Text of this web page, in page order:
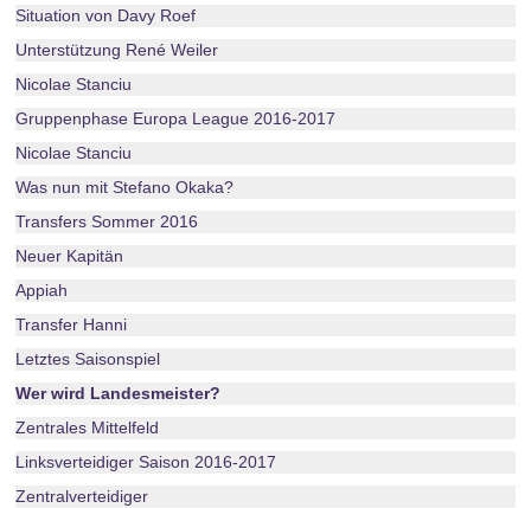
Situation von Davy Roef
Unterstützung René Weiler
Nicolae Stanciu
Gruppenphase Europa League 2016-2017
Nicolae Stanciu
Was nun mit Stefano Okaka?
Transfers Sommer 2016
Neuer Kapitän
Appiah
Transfer Hanni
Letztes Saisonspiel
Wer wird Landesmeister?
Zentrales Mittelfeld
Linksverteidiger Saison 2016-2017
Zentralverteidiger